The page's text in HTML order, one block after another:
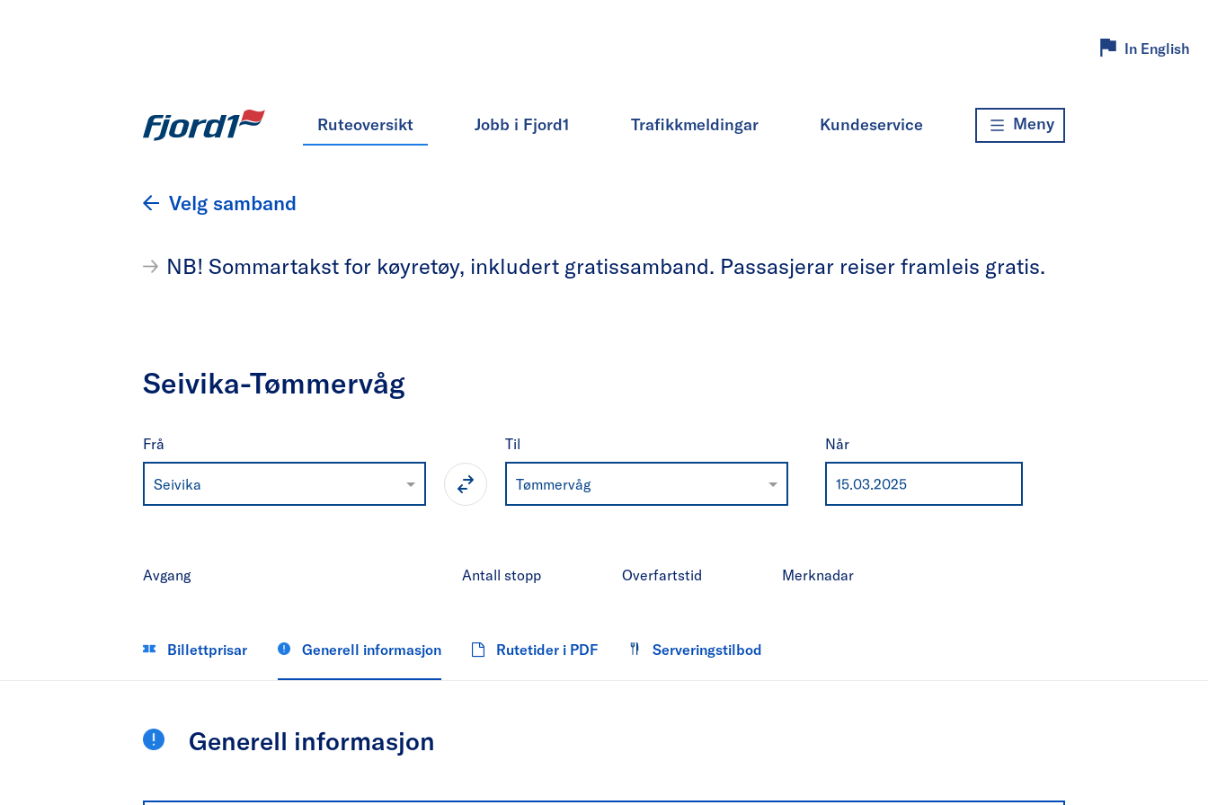
In English
Ruteoversikt Jobb i Fjord1 Trafikkmeldingar Kundeservice Meny
Velg samband
NB! Sommartakst for køyretøy, inkludert gratissamband. Passasjerar reiser framleis gratis.
Seivika-Tømmervåg
Frå
Seivika
Til
Tømmervåg
Når
Avgang Antall stopp Overfartstid Merknadar
Billettprisar Generell informasjon Rutetider i PDF Serveringstilbod
Generell informasjon